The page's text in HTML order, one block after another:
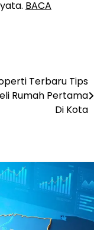
BACA
Terbaru Tips
Rumah Pertama
Di Kota